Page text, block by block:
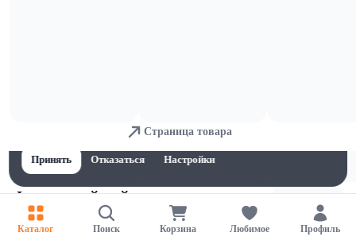
Фруктовый чай
Каталог Поиск Корзина Любимое Профиль
Принять
Отказаться Настройки
Страница товара